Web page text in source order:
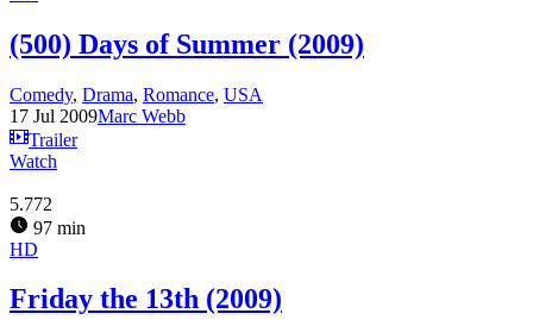
(500) Days of Summer (2009)
Comedy, Drama, Romance, USA
17 Jul 2009Marc Webb
Trailer
Watch
5.772
97 min
HD
Friday the 13th (2009)